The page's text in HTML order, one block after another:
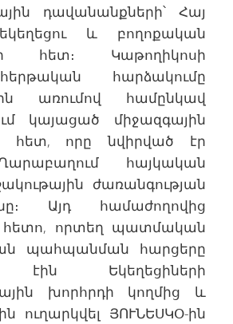
դավանանքների՝ Հայ
և բողոքական
հետ։ Կաթողիկոսի
հարձակումը
առումով համընկավ
կայացած միջազգային
հետ, որը նվիրված էր
հայկական
ժառանգության
Այդ համաժողովից
հետո, որտեղ պատմական
պահպանման հարցերը
էին Եկեղեցիների
խորհրդի կողմից և
ուղարկվել ՅՈՒՆԵՍԿՕ-ին